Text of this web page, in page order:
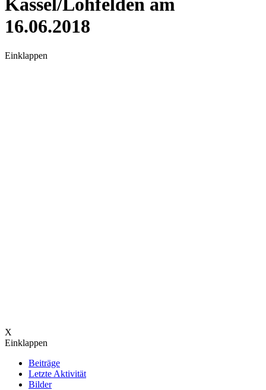
Kassel/Lohfelden am
16.06.2018
Einklappen
X
Einklappen
Beiträge
Letzte Aktivität
Bilder